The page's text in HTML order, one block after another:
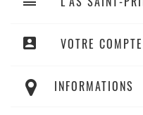
account_box VOTRE COMPTE
INFORMATIONS